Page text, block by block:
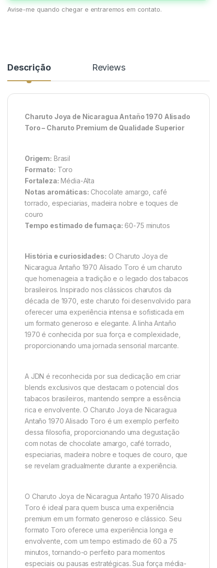
Avise-me quando chegar e entraremos em contato.
Descrição Reviews
Charuto Joya de Nicaragua Antaño 1970 Alisado
Toro – Charuto Premium de Qualidade Superior
Origem: Brasil
Formato: Toro
Fortaleza: Média-Alta
Notas aromáticas: Chocolate amargo, café
torrado, especiarias, madeira nobre e toques de
couro
Tempo estimado de fumaça: 60-75 minutos
História e curiosidades: O Charuto Joya de
Nicaragua Antaño 1970 Alisado Toro é um charuto
que homenageia a tradição e o legado dos tabacos
brasileiros. Inspirado nos clássicos charutos da
década de 1970, este charuto foi desenvolvido para
oferecer uma experiência intensa e sofisticada em
um formato generoso e elegante. A linha Antaño
1970 é conhecida por sua força e complexidade,
proporcionando uma jornada sensorial marcante.
A JDN é reconhecida por sua dedicação em criar
blends exclusivos que destacam o potencial dos
tabacos brasileiros, mantendo sempre a essência
rica e envolvente. O Charuto Joya de Nicaragua
Antaño 1970 Alisado Toro é um exemplo perfeito
dessa filosofia, proporcionando uma degustação
com notas de chocolate amargo, café torrado,
especiarias, madeira nobre e toques de couro, que
se revelam gradualmente durante a experiência.
O Charuto Joya de Nicaragua Antaño 1970 Alisado
Toro é ideal para quem busca uma experiência
premium em um formato generoso e clássico. Seu
formato Toro oferece uma experiência longa e
envolvente, com um tempo estimado de 60 a 75
minutos, tornando-o perfeito para momentos
especiais ou pausas estratégicas. Sua força média-